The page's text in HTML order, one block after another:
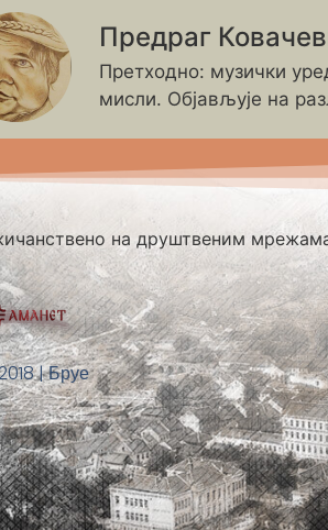
Предраг
Претходно: музички
мисли. Објављује на
на друштвеним
| Бруе